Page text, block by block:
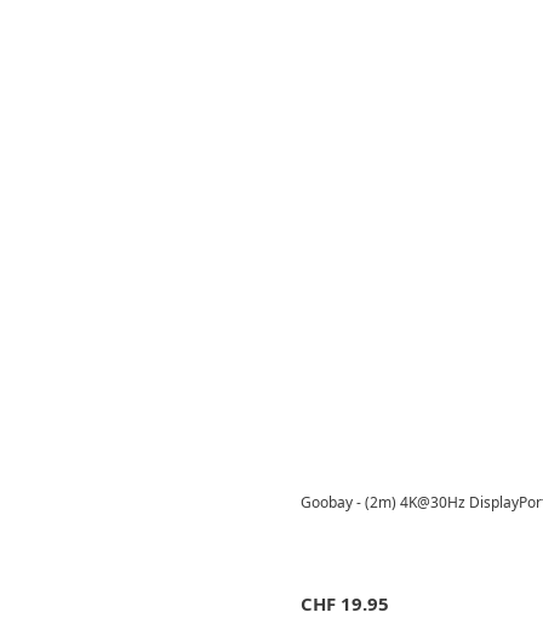
Goobay - (2m) 4K@30Hz
CHF 19.95